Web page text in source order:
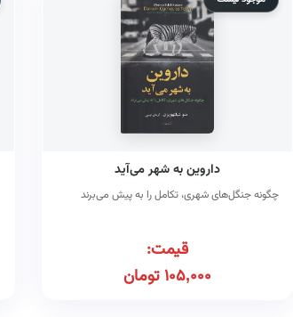
داروین به شهر می‌آید
چگونه جنگل‌های شهری، تکامل را به پیش می‌برند
قیمت:
105,000تومان